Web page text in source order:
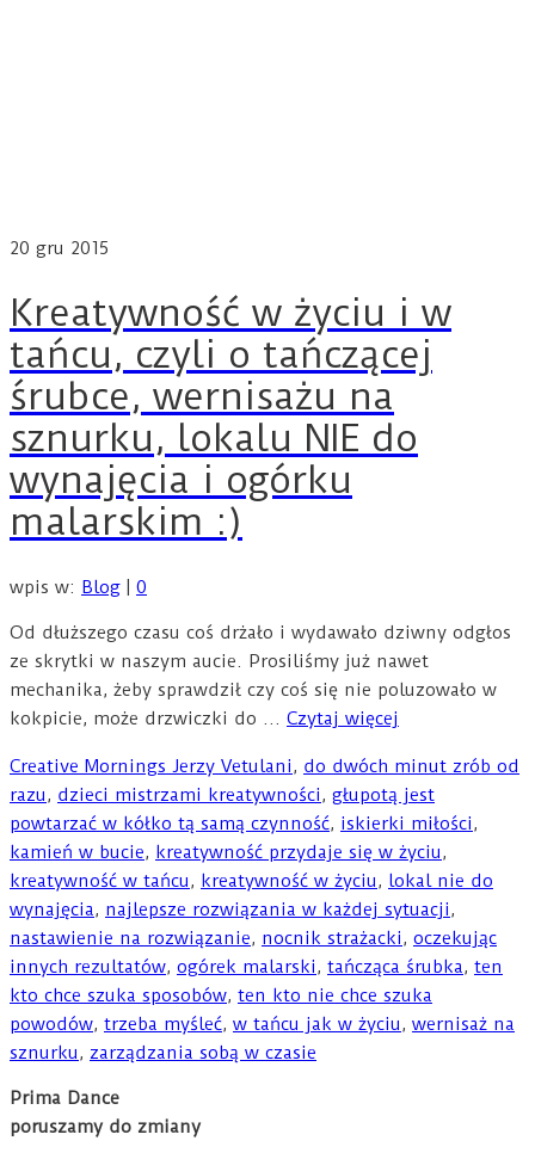
20 gru 2015
Kreatywność w życiu i w
tańcu, czyli o tańczącej
śrubce, wernisażu na
sznurku, lokalu NIE do
wynajęcia i ogórku
malarskim :)
wpis w: Blog 0
Od dłuższego czasu coś drżało i wydawało dziwny odgłos
ze skrytki w naszym aucie. Prosiliśmy już nawet
mechanika, żeby sprawdził czy coś się nie poluzowało w
kokpicie, może drzwiczki do … Czytaj więcej
Creative Mornings Jerzy Vetulani, do dwóch minut zrób od
razu, dzieci mistrzami kreatywności, głupotą jest
powtarzać w kółko tą samą czynność, iskierki miłości,
kamień w bucie, kreatywność przydaje się w życiu,
kreatywność w tańcu, kreatywność w życiu, lokal nie do
wynajęcia, najlepsze rozwiązania w każdej sytuacji,
nastawienie na rozwiązanie, nocnik strażacki, oczekując
innych rezultatów, ogórek malarski, tańcząca śrubka, ten
kto chce szuka sposobów, ten kto nie chce szuka
powodów, trzeba myśleć, w tańcu jak w życiu, wernisaż na
sznurku, zarządzania sobą w czasie
Prima Dance
poruszamy do zmiany